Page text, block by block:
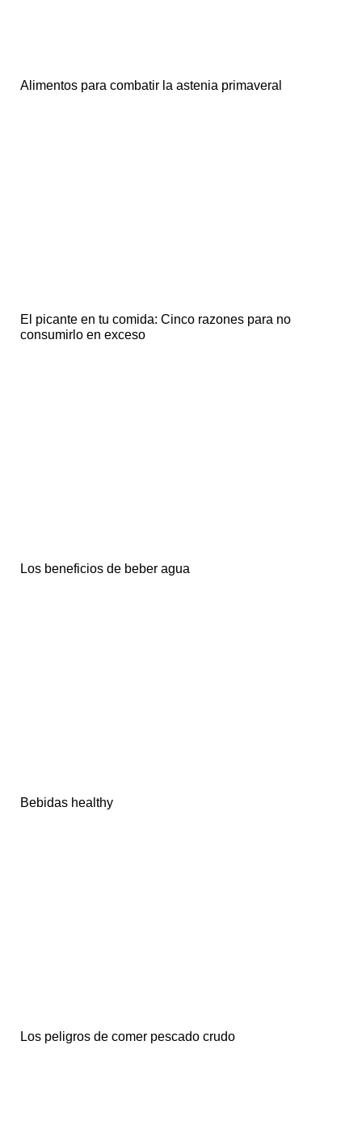
Alimentos para combatir la astenia primaveral
El picante en tu comida: Cinco razones para no
consumirlo en exceso
Los beneficios de beber agua
Bebidas healthy
Los peligros de comer pescado crudo